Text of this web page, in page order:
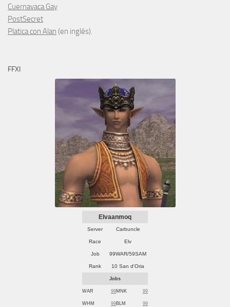
Cuernavaca Gay
PostSecret
Platica con Alan (en inglés).
FFXI
Elvaanmoq
Server Carbuncle
Race Elv
Job 99WAR/59SAM
Rank 10 San d'Oria
Jobs
WAR 99MNK 99
WHM 99BLM 99